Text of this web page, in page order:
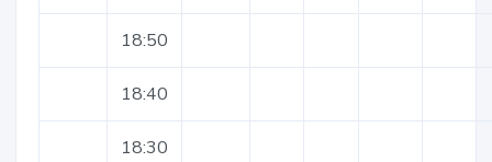
18:50
18:40
18:30